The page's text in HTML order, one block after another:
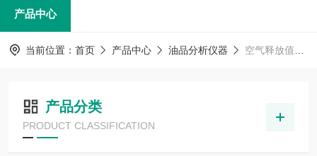
产品中心
当前位置： 首页 产品中心 油品分析仪器 空气释放值测定器
产品分类
PRODUCT CLASSIFICATION